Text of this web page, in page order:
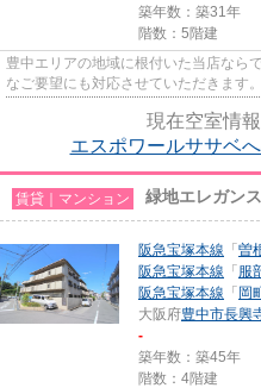
築年数：築31年
階数：5階建
豊中エリアの地域に根付いた当店なら
なご要望にも対応させていただきます
現在空室情
エスポワールササベ
賃貸｜マンション 緑地エレガン
阪急宝塚本線 「 曽
阪急宝塚本線 「 服
阪急宝塚本線 「 岡
大阪府豊中市長興
-
築年数：築45年
階数：4階建